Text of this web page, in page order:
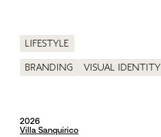
Lifestyle
Branding Visual identity
2026
Villa Sanquirico